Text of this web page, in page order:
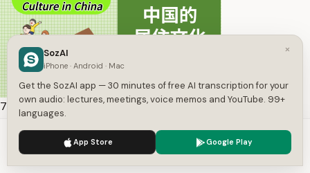
7:25
Residential Cult… — Transcript
DinoMomChinese恐龙妈妈学中文
We use cookies to enhance your experience.
×
SozAI
iPhone · Android · Mac
Get the SozAI app — 30 minutes of free AI transcription for your
own audio: lectures, meetings, voice memos and YouTube. 99+
languages.
App Store Google Play